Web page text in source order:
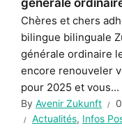
générale
Chères et chers
bilingue bilinguale
générale ordinaire
encore renouveler
pour 2025 et vous...
By Avenir Zukunft
Actualités, Infos